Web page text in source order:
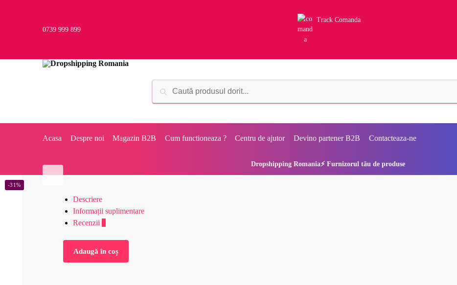
0739 999 899
Track Comanda
Acasa Despre noi Magazin B2B Cum functioneaza ? Centru de ajutor Devino partener B2B Contacteaza-ne
Dropshipping Romania⚡ Furnizorul tău de produse
Descriere
Informații suplimentare
Recenzii 0
Adaugă în coș
-31%